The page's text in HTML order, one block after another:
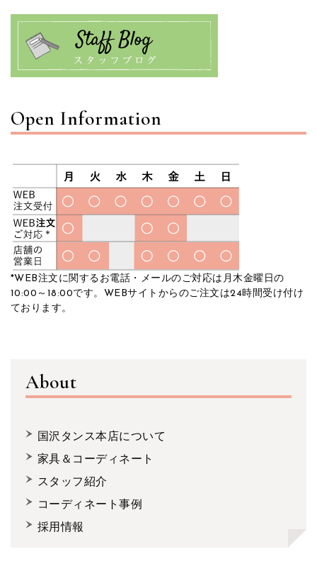
Open Information
*WEB注文に関するお電話・メールのご対応は月木金曜日の
10:00～18:00です。WEBサイトからのご注文は24時間受け付け
ております。
About
国沢タンス本店について
家具＆コーディネート
スタッフ紹介
コーディネート事例
採用情報